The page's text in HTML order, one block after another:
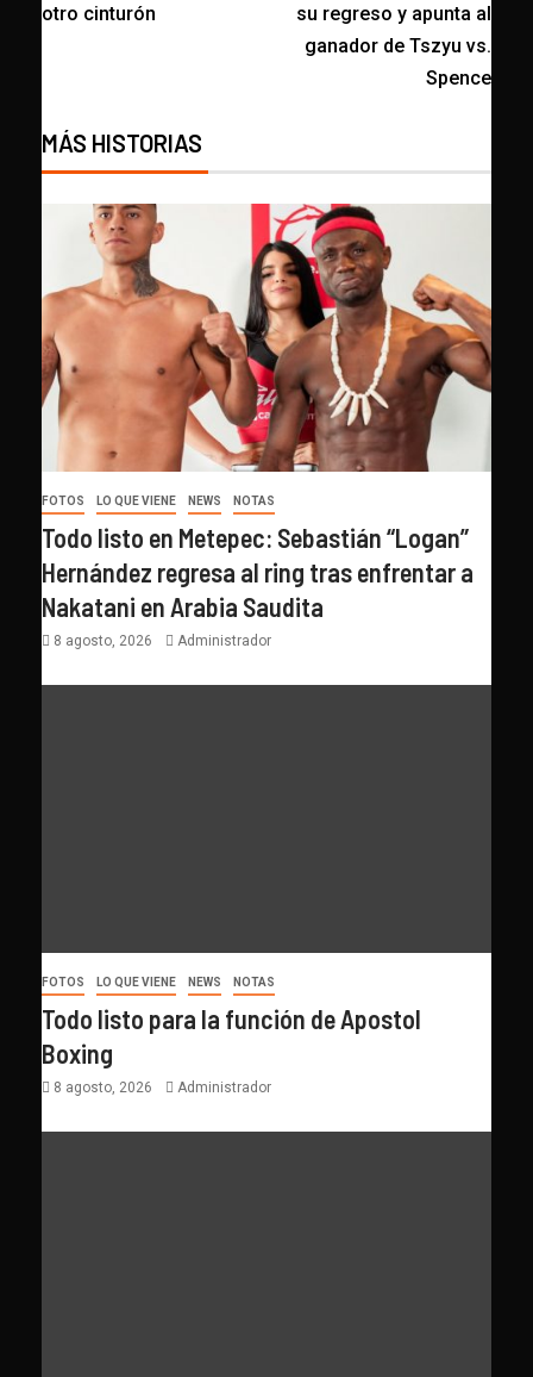
otro cinturón
su regreso y apunta al
ganador de Tszyu vs.
Spence
MÁS HISTORIAS
FOTOS LO QUE VIENE NEWS NOTAS
Todo listo en Metepec: Sebastián “Logan”
Hernández regresa al ring tras enfrentar a
Nakatani en Arabia Saudita
8 agosto, 2026 Administrador
FOTOS LO QUE VIENE NEWS NOTAS
Todo listo para la función de Apostol
Boxing
8 agosto, 2026 Administrador